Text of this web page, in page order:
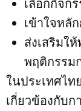
เลือกกิจก
เข้าใจหลั
ส่งเสริมใ
พฤติกรรม
ในประเทศไท
เกี่ยวข้องกับก